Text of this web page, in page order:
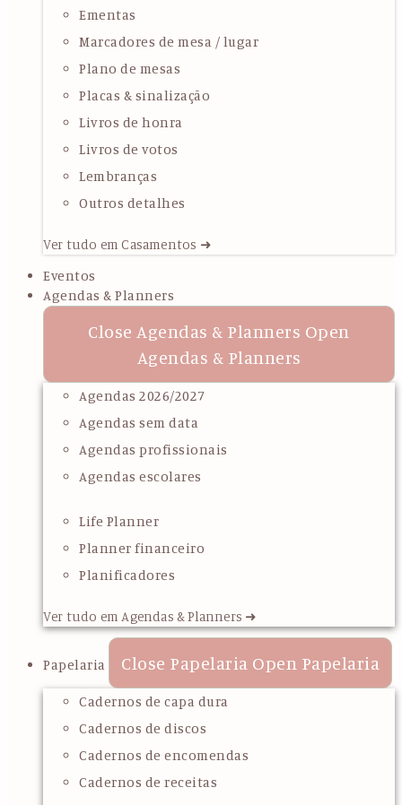
Ementas
Marcadores de mesa / lugar
Plano de mesas
Placas & sinalização
Livros de honra
Livros de votos
Lembranças
Outros detalhes
Ver tudo em Casamentos ➜
Eventos
Agendas & Planners
Close Agendas & Planners Open
Agendas & Planners
Agendas 2026/2027
Agendas sem data
Agendas profissionais
Agendas escolares
Life Planner
Planner financeiro
Planificadores
Ver tudo em Agendas & Planners ➜
Papelaria Close Papelaria Open Papelaria
Cadernos de capa dura
Cadernos de discos
Cadernos de encomendas
Cadernos de receitas